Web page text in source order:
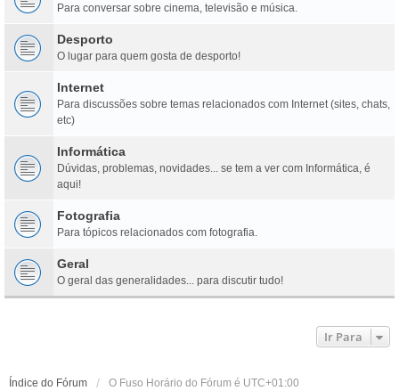
Para conversar sobre cinema, televisão e música.
Desporto
O lugar para quem gosta de desporto!
Internet
Para discussões sobre temas relacionados com Internet (sites, chats,
etc)
Informática
Dúvidas, problemas, novidades... se tem a ver com Informática, é
aqui!
Fotografia
Para tópicos relacionados com fotografia.
Geral
O geral das generalidades... para discutir tudo!
Ir Para
Índice do Fórum O Fuso Horário do Fórum é UTC+01:00